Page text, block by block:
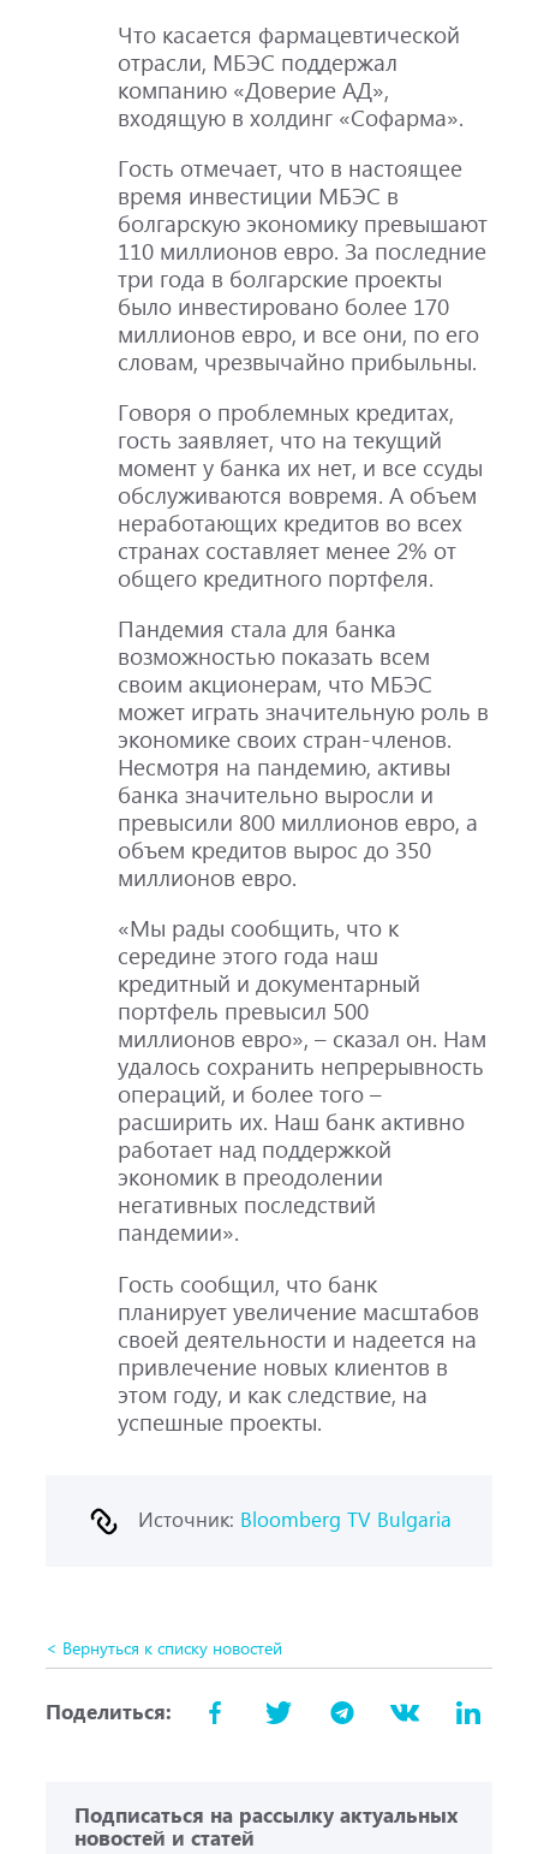
Что касается фармацевтической
отрасли, МБЭС поддержал
компанию «Доверие АД»,
входящую в холдинг «Софарма».
Гость отмечает, что в настоящее
время инвестиции МБЭС в
болгарскую экономику превышают
110 миллионов евро. За последние
три года в болгарские проекты
было инвестировано более 170
миллионов евро, и все они, по его
словам, чрезвычайно прибыльны.
Говоря о проблемных кредитах,
гость заявляет, что на текущий
момент у банка их нет, и все ссуды
обслуживаются вовремя. А объем
неработающих кредитов во всех
странах составляет менее 2% от
общего кредитного портфеля.
Пандемия стала для банка
возможностью показать всем
своим акционерам, что МБЭС
может играть значительную роль в
экономике своих стран-членов.
Несмотря на пандемию, активы
банка значительно выросли и
превысили 800 миллионов евро, а
объем кредитов вырос до 350
миллионов евро.
«Мы рады сообщить, что к
середине этого года наш
кредитный и документарный
портфель превысил 500
миллионов евро», – сказал он. Нам
удалось сохранить непрерывность
операций, и более того –
расширить их. Наш банк активно
работает над поддержкой
экономик в преодолении
негативных последствий
пандемии».
Гость сообщил, что банк
планирует увеличение масштабов
своей деятельности и надеется на
привлечение новых клиентов в
этом году, и как следствие, на
успешные проекты.
Источник: Bloomberg TV Bulgaria
< Вернуться к списку новостей
Поделиться:
Подписаться на рассылку актуальных
новостей и статей